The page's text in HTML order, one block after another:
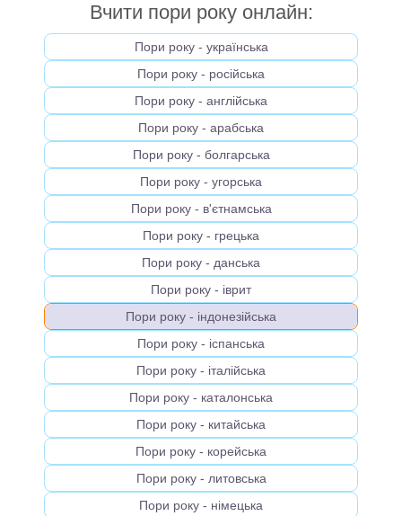
Вчити пори року онлайн:
Пори року - українська
Пори року - російська
Пори року - англійська
Пори року - арабська
Пори року - болгарська
Пори року - угорська
Пори року - в'єтнамська
Пори року - грецька
Пори року - данська
Пори року - іврит
Пори року - індонезійська
Пори року - іспанська
Пори року - італійська
Пори року - каталонська
Пори року - китайська
Пори року - корейська
Пори року - литовська
Пори року - німецька